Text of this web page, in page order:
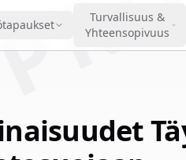
Turvallisuus &
Yhteensopivuus